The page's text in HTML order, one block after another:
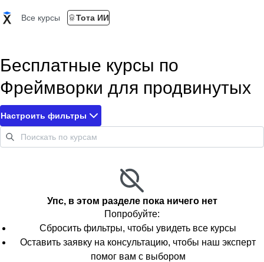
Все курсы Тота ИИ
Бесплатные курсы по
Фреймворки для продвинутых
Настроить фильтры
Упс, в этом разделе пока ничего нет
Попробуйте:
Сбросить фильтры, чтобы увидеть все курсы
Оставить заявку на консультацию, чтобы наш эксперт
помог вам с выбором